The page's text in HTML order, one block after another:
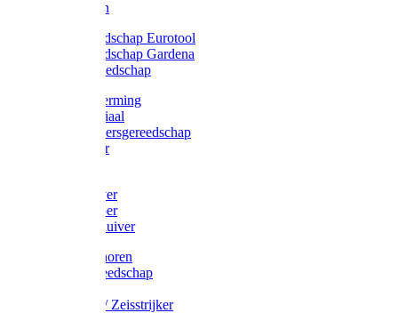
Hooiharken
Handgereedschap Eurotool
Handgereedschap Gardena
Kindergereedschap
Kniebescherming
Afzetmateriaal
Stratenmakersgereedschap
Straathamer
Mestschuiver
Mestschraper
Sneeuwschuiver
Zeis toebehoren
Baggergereedschap
Wetstenen / Zeisstrijker